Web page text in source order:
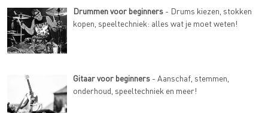
Drummen voor beginners - Drums kiezen, stokken
kopen, speeltechniek: alles wat je moet weten!
Gitaar voor beginners - Aanschaf, stemmen,
onderhoud, speeltechniek en meer!